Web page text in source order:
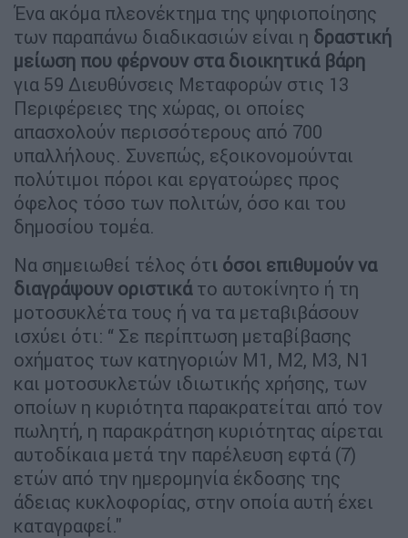
Ένα ακόμα πλεονέκτημα της ψηφιοποίησης
των παραπάνω διαδικασιών είναι η δραστική
μείωση που φέρνουν στα διοικητικά βάρη
για 59 Διευθύνσεις Μεταφορών στις 13
Περιφέρειες της χώρας, οι οποίες
απασχολούν περισσότερους από 700
υπαλλήλους. Συνεπώς, εξοικονομούνται
πολύτιμοι πόροι και εργατοώρες προς
όφελος τόσο των πολιτών, όσο και του
δημοσίου τομέα.
Να σημειωθεί τέλος ότι όσοι επιθυμούν να
διαγράψουν οριστικάτο αυτοκίνητο ή τη
μοτοσυκλέτα τους ή να τα μεταβιβάσουν
ισχύει ότι: “ Σε περίπτωση μεταβίβασης
οχήματος των κατηγοριών Μ1, Μ2, Μ3, Ν1
και μοτοσυκλετών ιδιωτικής χρήσης, των
οποίων η κυριότητα παρακρατείται από τον
πωλητή, η παρακράτηση κυριότητας αίρεται
αυτοδίκαια μετά την παρέλευση εφτά (7)
ετών από την ημερομηνία έκδοσης της
άδειας κυκλοφορίας, στην οποία αυτή έχει
καταγραφεί."